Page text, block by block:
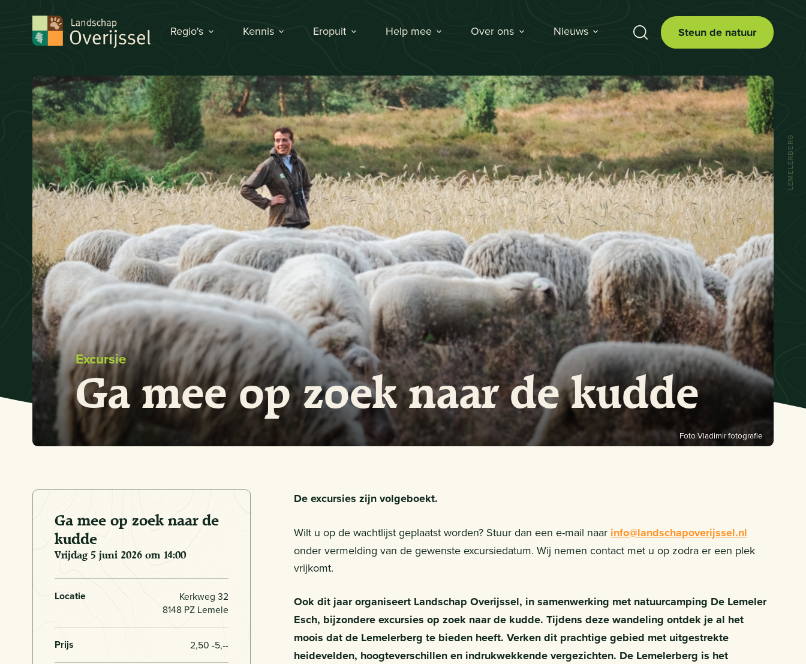
Regio's Kennis Eropuit Help mee Over ons Nieuws Steun de natuur
Excursie
Ga mee op zoek naar de kudde
Foto Vladimir fotografie
LEMELERBERG
Ga mee op zoek naar de
kudde
vrijdag 5 juni 2026 om 14:00
Locatie
Kerkweg 32
8148 PZ Lemele
Prijs 2,50 -5,--
De excursies zijn volgeboekt.
Wilt u op de wachtlijst geplaatst worden? Stuur dan een e-mail naar info@landschapoverijssel.nl
onder vermelding van de gewenste excursiedatum. Wij nemen contact met u op zodra er een plek
vrijkomt.
Ook dit jaar organiseert Landschap Overijssel, in samenwerking met natuurcamping De Lemeler
Esch, bijzondere excursies op zoek naar de kudde. Tijdens deze wandeling ontdek je al het
moois dat de Lemelerberg te bieden heeft. Verken dit prachtige gebied met uitgestrekte
heidevelden, hoogteverschillen en indrukwekkende vergezichten. De Lemelerberg is het